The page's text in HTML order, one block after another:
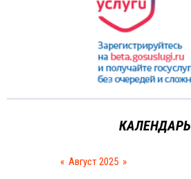
КАЛЕНДАРЬ
« Август 2025 »